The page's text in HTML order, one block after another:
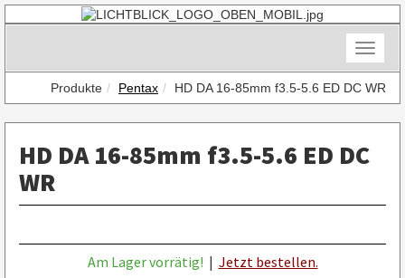
to
Toggle
Produkte
Pentax HD DA 16-85mm f3.5-5.6 ED DC WR
HD DA 16-85mm f3.5-5.6 ED DC
WR
Am Lager vorrätig! | Jetzt bestellen.